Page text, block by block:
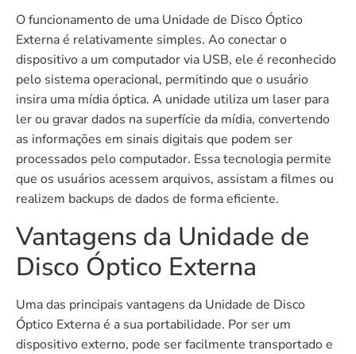
O funcionamento de uma Unidade de Disco Óptico
Externa é relativamente simples. Ao conectar o
dispositivo a um computador via USB, ele é reconhecido
pelo sistema operacional, permitindo que o usuário
insira uma mídia óptica. A unidade utiliza um laser para
ler ou gravar dados na superfície da mídia, convertendo
as informações em sinais digitais que podem ser
processados pelo computador. Essa tecnologia permite
que os usuários acessem arquivos, assistam a filmes ou
realizem backups de dados de forma eficiente.
Vantagens da Unidade de
Disco Óptico Externa
Uma das principais vantagens da Unidade de Disco
Óptico Externa é a sua portabilidade. Por ser um
dispositivo externo, pode ser facilmente transportado e